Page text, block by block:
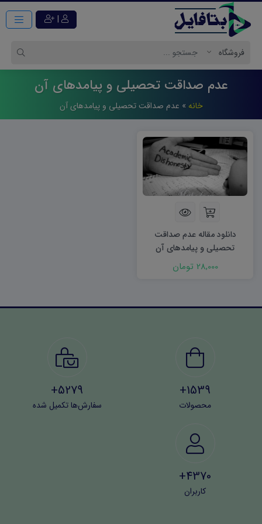
|
عدم صداقت تحصیلی و پیامدهای آن
خانه » عدم صداقت تحصیلی و پیامدهای آن
دانلود مقاله عدم صداقت
تحصیلی و پیامدهای آن
28,000 تومان
1539+
محصولات
5279+
سفارش‌ها تکمیل شده
4370+
کاربران